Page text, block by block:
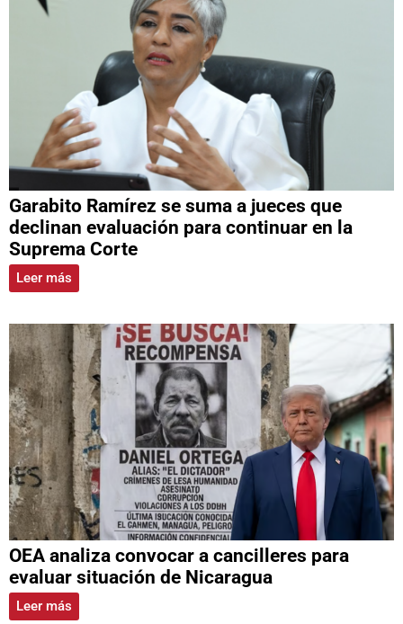
Garabito Ramírez se suma a jueces que
declinan evaluación para continuar en la
Suprema Corte
Leer más
OEA analiza convocar a cancilleres para
evaluar situación de Nicaragua
Leer más